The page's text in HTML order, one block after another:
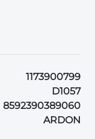
1173900799
D1057
8592390389060
ARDON